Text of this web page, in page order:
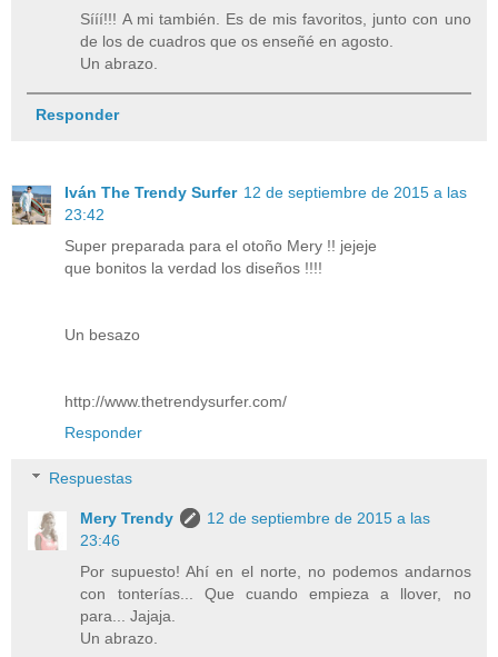
Sííí!!! A mi también. Es de mis favoritos, junto con uno
de los de cuadros que os enseñé en agosto.
Un abrazo.
Responder
Iván The Trendy Surfer 12 de septiembre de 2015 a las
23:42
Super preparada para el otoño Mery !! jejeje
que bonitos la verdad los diseños !!!!
Un besazo
http://www.thetrendysurfer.com/
Responder
Respuestas
Mery Trendy
12 de septiembre de 2015 a las
23:46
Por supuesto! Ahí en el norte, no podemos andarnos
con tonterías... Que cuando empieza a llover, no
para... Jajaja.
Un abrazo.